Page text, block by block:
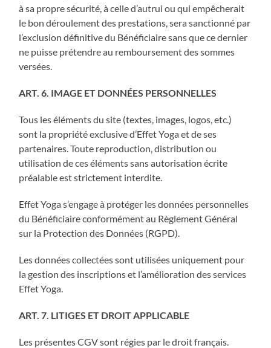
à sa propre sécurité, à celle d’autrui ou qui empêcherait
le bon déroulement des prestations, sera sanctionné par
l’exclusion définitive du Bénéficiaire sans que ce dernier
ne puisse prétendre au remboursement des sommes
versées.
ART. 6. IMAGE ET DONNÉES PERSONNELLES
Tous les éléments du site (textes, images, logos, etc.)
sont la propriété exclusive d’Effet Yoga et de ses
partenaires. Toute reproduction, distribution ou
utilisation de ces éléments sans autorisation écrite
préalable est strictement interdite.
Effet Yoga s’engage à protéger les données personnelles
du Bénéficiaire conformément au Règlement Général
sur la Protection des Données (RGPD).
Les données collectées sont utilisées uniquement pour
la gestion des inscriptions et l’amélioration des services
Effet Yoga.
ART. 7. LITIGES ET DROIT APPLICABLE
Les présentes CGV sont régies par le droit français.